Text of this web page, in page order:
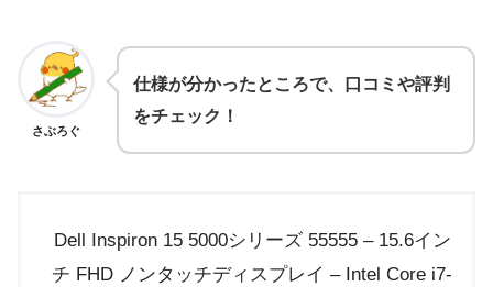
さぶろぐ
仕様が分かったところで、口コミや評判
をチェック！
Dell Inspiron 15 5000シリーズ 55555 – 15.6イン
チ FHD ノンタッチディスプレイ – Intel Core i7-